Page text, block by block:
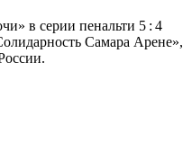
в серии пенальти 5 : 4
Самара Арене»,